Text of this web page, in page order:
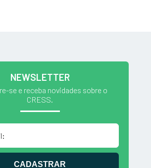
NEWSLETTER
se e receba novidades sobre o
CRESS.
CADASTRAR